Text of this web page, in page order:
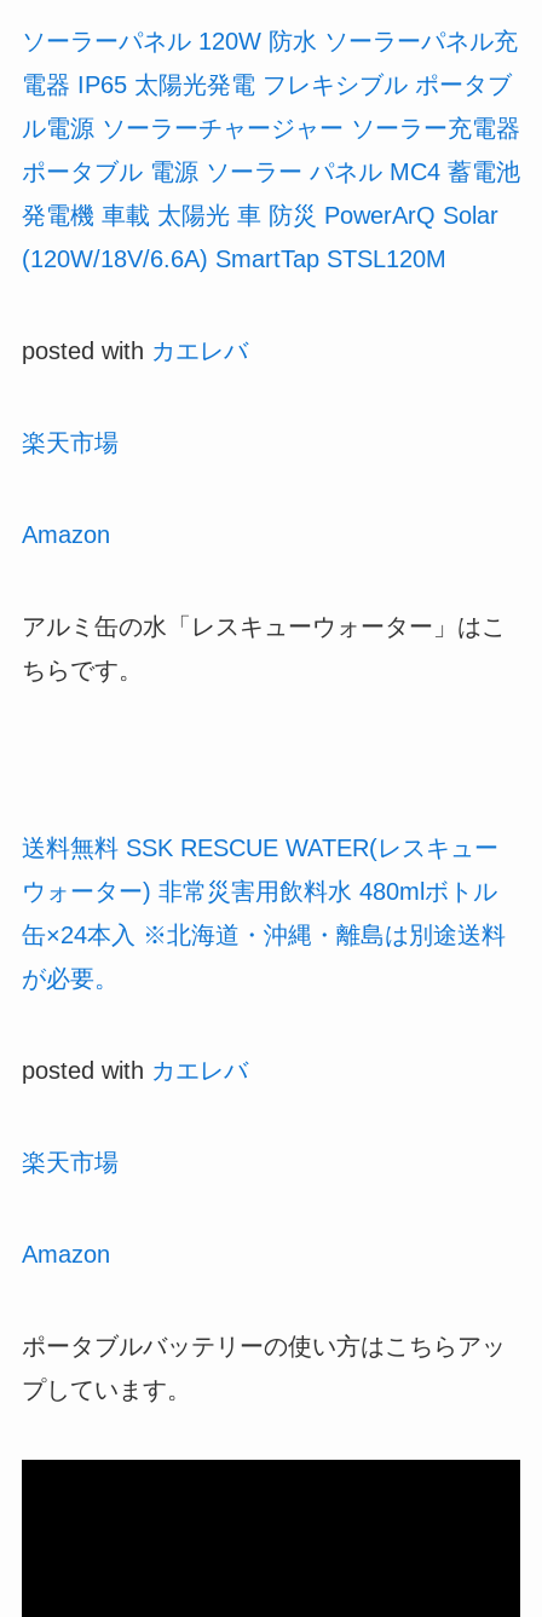
ソーラーパネル 120W 防水 ソーラーパネル充
電器 IP65 太陽光発電 フレキシブル ポータブ
ル電源 ソーラーチャージャー ソーラー充電器
ポータブル 電源 ソーラー パネル MC4 蓄電池
発電機 車載 太陽光 車 防災 PowerArQ Solar
(120W/18V/6.6A) SmartTap STSL120M
posted with カエレバ
楽天市場
Amazon
アルミ缶の水「レスキューウォーター」はこ
ちらです。
送料無料 SSK RESCUE WATER(レスキュー
ウォーター) 非常災害用飲料水 480mlボトル
缶×24本入 ※北海道・沖縄・離島は別途送料
が必要。
posted with カエレバ
楽天市場
Amazon
ポータブルバッテリーの使い方はこちらアッ
プしています。